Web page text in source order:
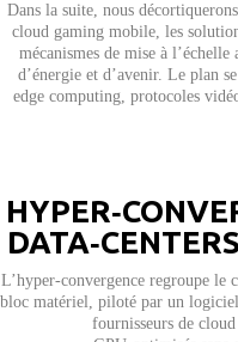
Dans la suite, nous
cloud gaming mobile, les
mécanismes de mise à
d’énergie et d’avenir. Le plan
edge computing, protocoles
L’hyper‑convergence regroupe le
bloc matériel, piloté par un
fournisseurs de